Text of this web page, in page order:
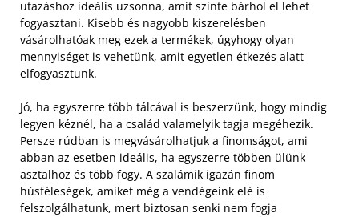
utazáshoz ideális uzsonna, amit szinte bárhol el lehet
fogyasztani. Kisebb és nagyobb kiszerelésben
vásárolhatóak meg ezek a termékek, úgyhogy olyan
mennyiséget is vehetünk, amit egyetlen étkezés alatt
elfogyasztunk.
Jó, ha egyszerre több tálcával is beszerzünk, hogy mindig
legyen kéznél, ha a család valamelyik tagja megéhezik.
Persze rúdban is megvásárolhatjuk a finomságot, ami
abban az esetben ideális, ha egyszerre többen ülünk
asztalhoz és több fogy. A szalámik igazán finom
húsféleségek, amiket még a vendégeink elé is
felszolgálhatunk, mert biztosan senki nem fogja